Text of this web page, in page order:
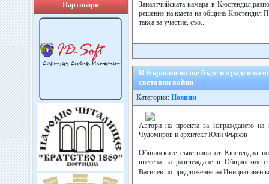
Партньори
Занаятчийската камара в
решение на кмета на община Кюстендил
такса за участие, съо...
В Кършалево ще бъде изграден
световни войни
Категория: Новини
Автори на проекта за изграждането
Чудомиров и архитект Юли Фърков
Общинските съветници от Кюстендил
внесена за разглеждане в Общинския
Василев по предложение на Инициативен